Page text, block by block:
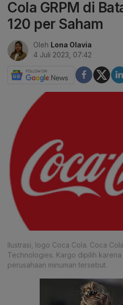
Cola GRPM di
120 per Saham
Oleh Lona Olavia
4 Juli 2023, 07:42
Ilustrasi, logo Coca Cola. Coca
Technologies. Kargo dipilih
perusahaan minuman tersebut.